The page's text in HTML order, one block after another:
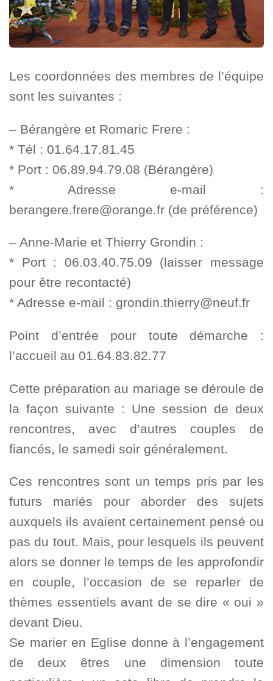
Les coordonnées des membres de l’équipe
sont les suivantes :
– Bérangère et Romaric Frere :
* Tél : 01.64.17.81.45
* Port : 06.89.94.79.08 (Bérangère)
* Adresse e-mail :
berangere.frere@orange.fr (de préférence)
– Anne-Marie et Thierry Grondin :
* Port : 06.03.40.75.09 (laisser message
pour être recontacté)
* Adresse e-mail : grondin.thierry@neuf.fr
Point d’entrée pour toute démarche :
l’accueil au 01.64.83.82.77
Cette préparation au mariage se déroule de
la façon suivante : Une session de deux
rencontres, avec d’autres couples de
fiancés, le samedi soir généralement.
Ces rencontres sont un temps pris par les
futurs mariés pour aborder des sujets
auxquels ils avaient certainement pensé ou
pas du tout. Mais, pour lesquels ils peuvent
alors se donner le temps de les approfondir
en couple, l’occasion de se reparler de
thèmes essentiels avant de se dire « oui »
devant Dieu.
Se marier en Eglise donne à l’engagement
de deux êtres une dimension toute